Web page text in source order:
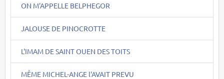
ON M'APPELLE BELPHEGOR
JALOUSE DE PINOCROTTE
L'IMAM DE SAINT OUEN DES TOITS
MÊME MICHEL-ANGE l'AVAIT PREVU